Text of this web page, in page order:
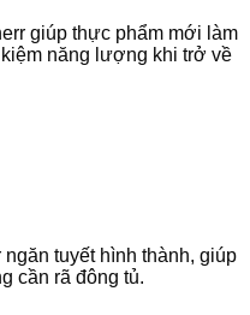
giúp thực phẩm mới làm
năng lượng khi trở về
tuyết hình thành, giúp
cần rã đông tủ.